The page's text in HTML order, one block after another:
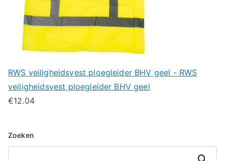
RWS veiligheidsvest ploegleider BHV geel - RWS
veiligheidsvest ploegleider BHV geel
€12.04
Zoeken
Zoeken